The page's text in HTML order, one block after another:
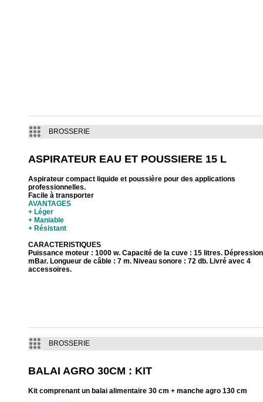
BROSSERIE
ASPIRATEUR EAU ET POUSSIERE 15 L
Aspirateur compact liquide et poussière pour des applications
professionnelles.
Facile à transporter
AVANTAGES
+ Léger
+ Maniable
+ Résistant
CARACTERISTIQUES
Puissance moteur : 1000 w. Capacité de la cuve : 15 litres.
mBar. Longueur de câble : 7 m. Niveau sonore : 72 db. Livré avec 4
accessoires.
BROSSERIE
BALAI AGRO 30CM : KIT
Kit comprenant un balai alimentaire 30 cm + manche agro 130 cm